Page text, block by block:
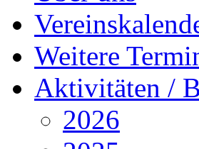
Weitere
Aktivitäten /
2026